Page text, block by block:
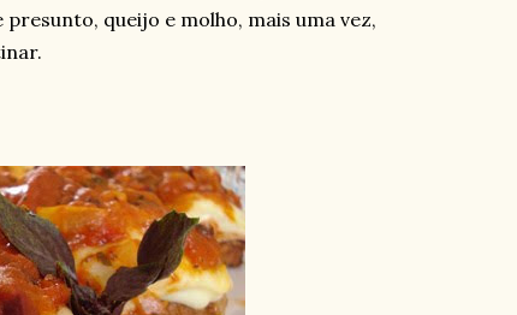
queijo e molho, mais uma vez,